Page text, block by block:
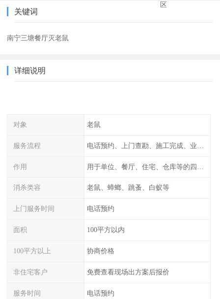
区
关键词
南宁三塘餐厅灭老鼠
详细说明
对象 老鼠
服务流程
作用
消杀类容 老鼠、蟑螂、跳蚤、白蚁等
上门服务时间 电话预约
面积 100平方以内
100平方以上 协商价格
非住宅客户 免费查看现场出方案后报价
服务时间 电话预约